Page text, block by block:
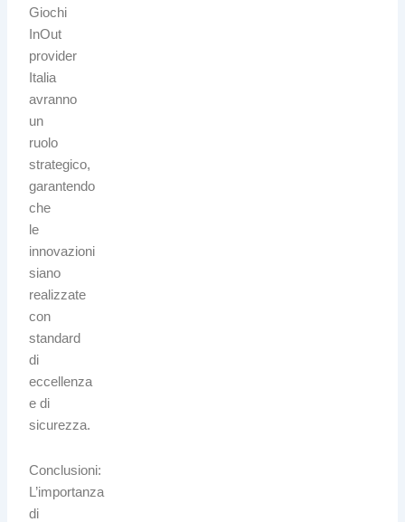
Giochi
InOut
provider
Italia
avranno
un
ruolo
strategico,
garantendo
che
le
innovazioni
siano
realizzate
con
standard
di
eccellenza
e di
sicurezza.
Conclusioni:
L’importanza
di